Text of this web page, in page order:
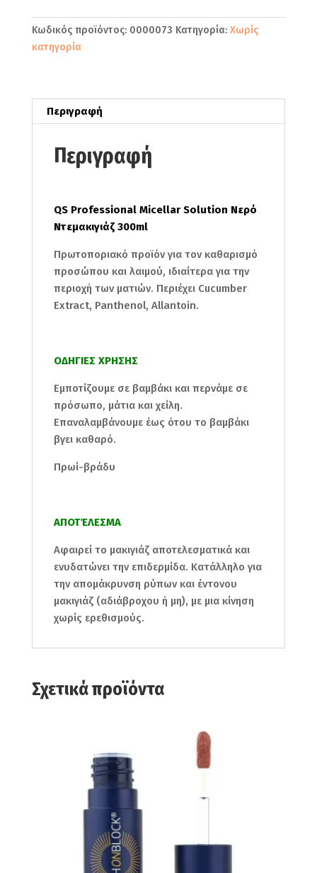
Νερό
Ντεμακιγιάζ
Κωδικός προϊόντος: 0000073 Κατηγορία: Χωρίς
κατηγορία
Περιγραφή
Περιγραφή
QS Professional Micellar Solution Νερό
Ντεμακιγιάζ 300ml
Πρωτοποριακό προϊόν για τον καθαρισμό
προσώπου και λαιμού, ιδιαίτερα για την
περιοχή των ματιών. Περιέχει Cucumber
Extract, Panthenol, Allantoin.
ΟΔΗΓΙΕΣ ΧΡΗΣΗΣ
Εμποτίζουμε σε βαμβάκι και περνάμε σε
πρόσωπο, μάτια και χείλη.
Επαναλαμβάνουμε έως ότου το βαμβάκι
βγει καθαρό.
Πρωί-βράδυ
ΑΠΟΤΈΛΕΣΜΑ
Αφαιρεί το μακιγιάζ αποτελεσματικά και
ενυδατώνει την επιδερμίδα. Κατάλληλο για
την απομάκρυνση ρύπων και έντονου
μακιγιάζ (αδιάβροχου ή μη), με μια κίνηση
χωρίς ερεθισμούς.
Σχετικά προϊόντα